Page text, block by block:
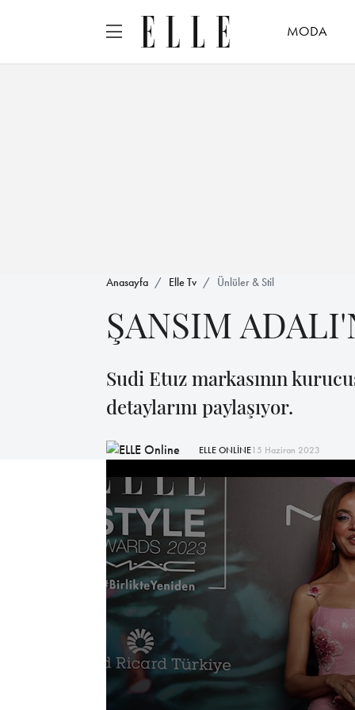
MODA
Anasayfa Elle Tv Ünlüler & Stil
ŞANSIM
Sudi Etuz markasının
detaylarını paylaşıyor.
ELLE ONLİNE15 Haziran 2023